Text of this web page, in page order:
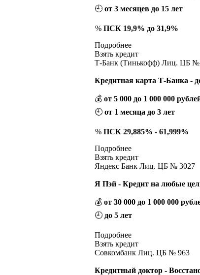
🕘 от 3 месяцев до 15 лет
% ПСК 19,9% до 31,9%
Подробнее
Взять кредит
Т-Банк (Тинькофф) Лиц. ЦБ №
Кредитная карта Т-Банка -
💰 от 5 000 до 1 000 000
🕘 от 1 месяца до 3 лет
% ПСК 29,885% - 61,999%
Подробнее
Взять кредит
Яндекс Банк Лиц. ЦБ № 3027
Я Пэй - Кредит на любые
💰 от 30 000 до 1 000 000
🕘 до 5 лет
Подробнее
Взять кредит
Совкомбанк Лиц. ЦБ № 963
Кредитный доктор -